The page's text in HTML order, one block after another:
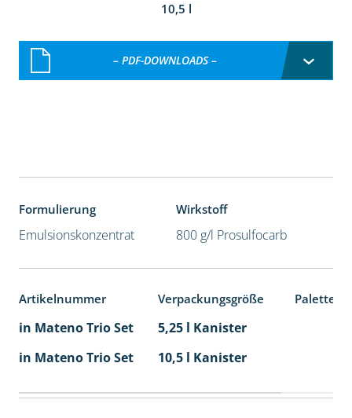
10,5 l
– PDF-DOWNLOADS –
Formulierung
Emulsionskonzentrat
Wirkstoff
800 g/l Prosulfocarb
Artikelnummer Verpackungsgröße
in Mateno Trio Set
5,25 l Kanister
in Mateno Trio Set
10,5 l Kanister